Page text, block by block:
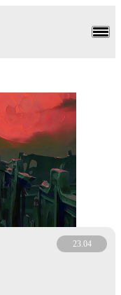
23.04